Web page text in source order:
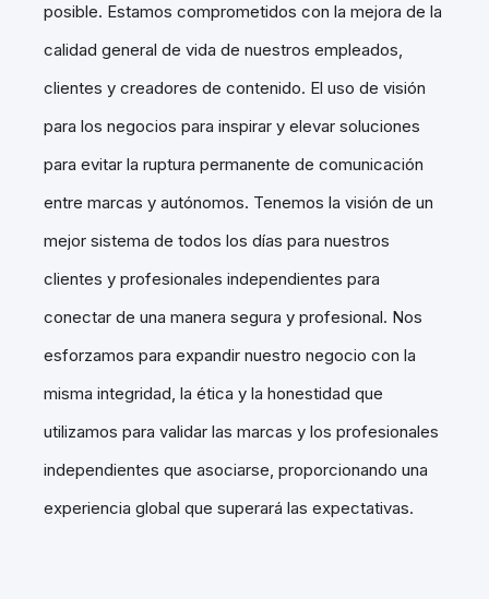
posible. Estamos comprometidos con la mejora de la
calidad general de vida de nuestros empleados,
clientes y creadores de contenido. El uso de visión
para los negocios para inspirar y elevar soluciones
para evitar la ruptura permanente de comunicación
entre marcas y autónomos. Tenemos la visión de un
mejor sistema de todos los días para nuestros
clientes y profesionales independientes para
conectar de una manera segura y profesional. Nos
esforzamos para expandir nuestro negocio con la
misma integridad, la ética y la honestidad que
utilizamos para validar las marcas y los profesionales
independientes que asociarse, proporcionando una
experiencia global que superará las expectativas.